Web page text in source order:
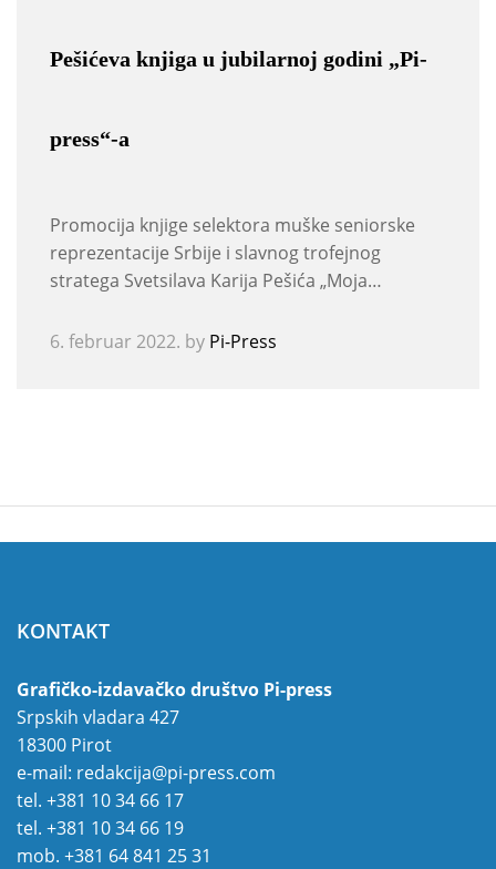
Pešićeva knjiga u jubilarnoj godini „Pi-
press“-a
Promocija knjige selektora muške seniorske
reprezentacije Srbije i slavnog trofejnog
stratega Svetsilava Karija Pešića „Moja…
6. februar 2022. by Pi-Press
KONTAKT
Grafičko-izdavačko društvo Pi-press
Srpskih vladara 427
18300 Pirot
e-mail: redakcija@pi-press.com
tel. +381 10 34 66 17
tel. +381 10 34 66 19
mob. +381 64 841 25 31